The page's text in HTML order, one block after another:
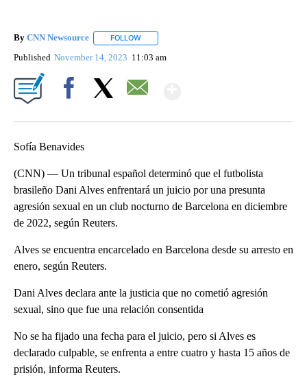
By CNN Newsource FOLLOW
Published November 14, 2023 11:03 am
Sofía Benavides
(CNN) — Un tribunal español determinó que el futbolista
brasileño Dani Alves enfrentará un juicio por una presunta
agresión sexual en un club nocturno de Barcelona en diciembre
de 2022, según Reuters.
Alves se encuentra encarcelado en Barcelona desde su arresto en
enero, según Reuters.
Dani Alves declara ante la justicia que no cometió agresión
sexual, sino que fue una relación consentida
No se ha fijado una fecha para el juicio, pero si Alves es
declarado culpable, se enfrenta a entre cuatro y hasta 15 años de
prisión, informa Reuters.